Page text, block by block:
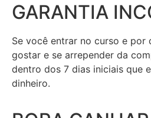
GARANTIA
Se você entrar no curso e por
gostar e se arrepender da
dentro dos 7 dias iniciais que
dinheiro.